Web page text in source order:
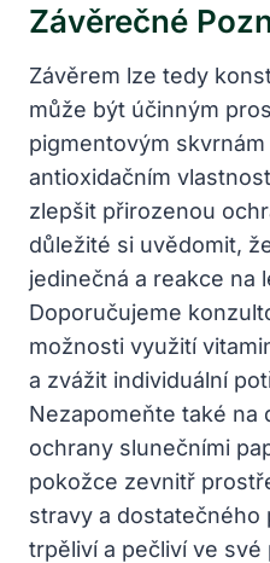
Závěrečné
Závěrem lze tedy
může být účinným
pigmentovým
antioxidačním
zlepšit přirozenou
důležité si uvědomit,
jedinečná a reakce na
Doporučujeme
možnosti využití
a zvážit individuální
Nezapomeňte také na
ochrany slunečními
pokožce zevnitř
stravy a dostatečného
trpěliví a pečliví ve své